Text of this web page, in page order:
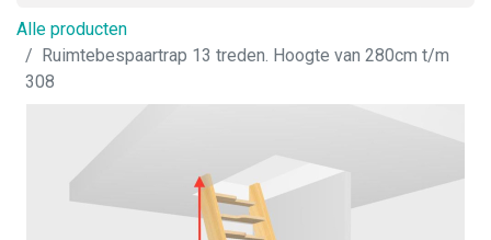
Alle producten
Ruimtebespaartrap 13 treden. Hoogte van 280cm t/m
308